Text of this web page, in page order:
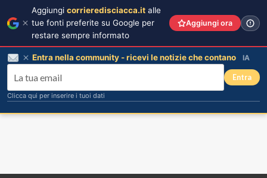
Aggiungi corrieredisciacca.it alle
tue fonti preferite su Google per
restare sempre informato
Aggiungi ora
Entra nella community - ricevi le notizie che contano IA
Entra
Clicca qui per inserire i tuoi dati